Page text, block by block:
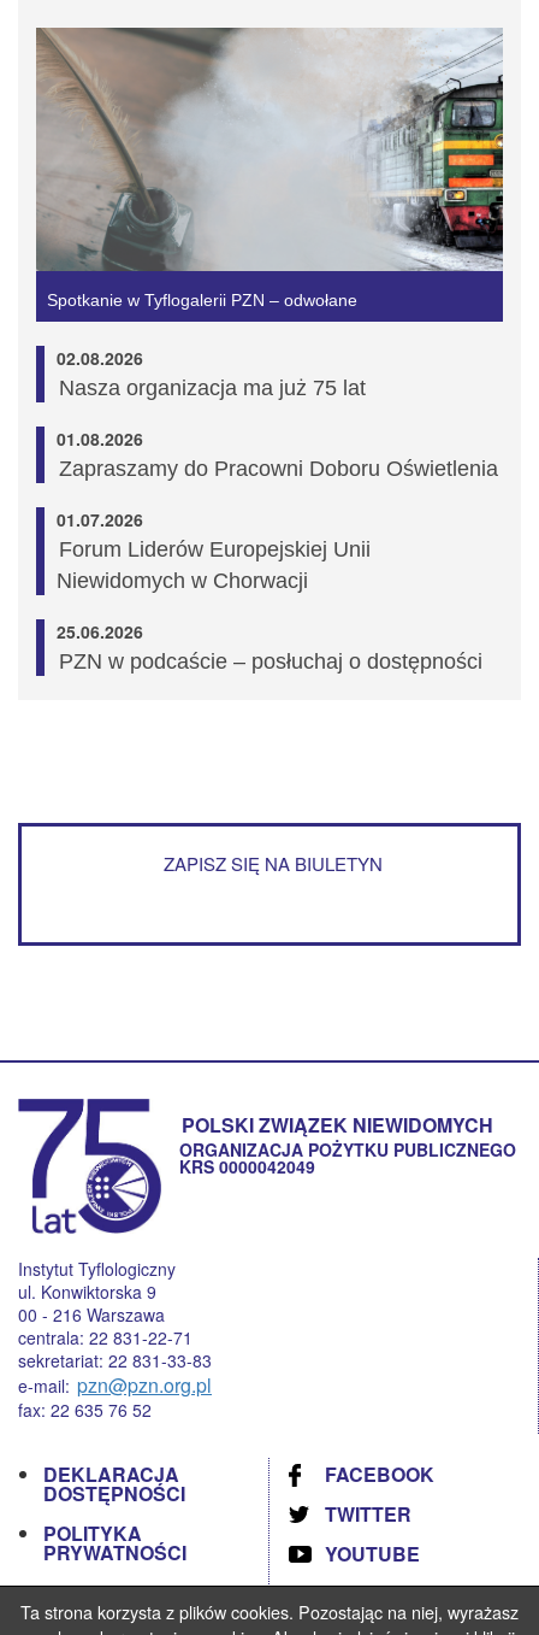
Spotkanie w Tyflogalerii PZN – odwołane
02.08.2026
Nasza organizacja ma już 75 lat
01.08.2026
Zapraszamy do Pracowni Doboru Oświetlenia
01.07.2026
Forum Liderów Europejskiej Unii
Niewidomych w Chorwacji
25.06.2026
PZN w podcaście – posłuchaj o dostępności
ZAPISZ SIĘ NA BIULETYN
POLSKI ZWIĄZEK NIEWIDOMYCH
ORGANIZACJA POŻYTKU PUBLICZNEGO
KRS 0000042049
Instytut Tyflologiczny
ul. Konwiktorska 9
00 - 216 Warszawa
centrala: 22 831-22-71
sekretariat: 22 831-33-83
e-mail: pzn@pzn.org.pl
fax: 22 635 76 52
DEKLARACJA
DOSTĘPNOŚCI
POLITYKA
PRYWATNOŚCI
RODO
FACEBOOK
TWITTER
YOUTUBE
Ta strona korzysta z plików cookies. Pozostając na niej, wyrażasz